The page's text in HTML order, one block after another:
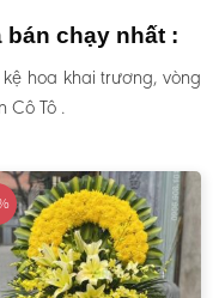
bán chạy nhất :
hoa khai trương, vòng
Cô Tô .